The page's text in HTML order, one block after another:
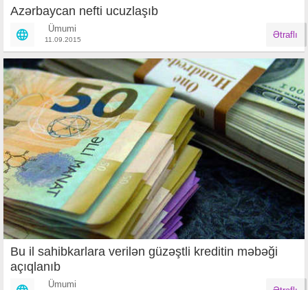
​Azərbaycan nefti ucuzlaşıb
Ümumi
11.09.2015 Ətraflı
Bu il sahibkarlara verilən güzəştli kreditin məbəği
açıqlanıb
Ümumi